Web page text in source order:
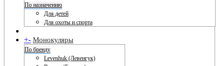
По назначению
Для детей
Для охоты и спорта
+- Монокуляры
По бренду
Levenhuk (Левенгук)